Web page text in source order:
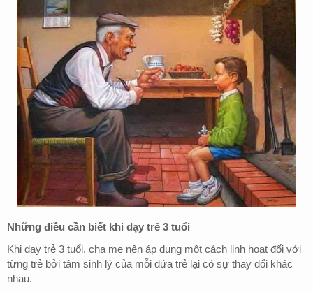
Những điều cần biết khi dạy trẻ 3 tuổi
Khi dạy trẻ 3 tuổi, cha mẹ nên áp dụng một cách linh hoạt đối với
từng trẻ bởi tâm sinh lý của mỗi đứa trẻ lại có sự thay đổi khác
nhau.